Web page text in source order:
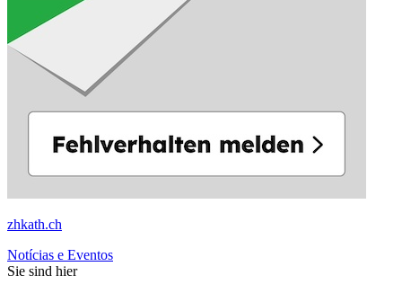
zhkath.ch
Notícias e Eventos
Sie sind hier